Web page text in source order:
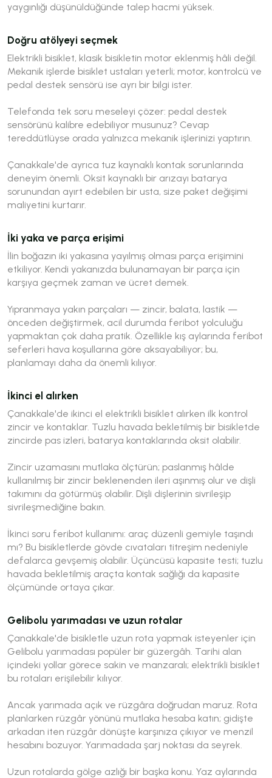
yaygınlığı düşünüldüğünde talep hacmi yüksek.
Doğru atölyeyi seçmek
Elektrikli bisiklet, klasik bisikletin motor eklenmiş hâli değil.
Mekanik işlerde bisiklet ustaları yeterli; motor, kontrolcü ve
pedal destek sensörü ise ayrı bir bilgi ister.
Telefonda tek soru meseleyi çözer: pedal destek
sensörünü kalibre edebiliyor musunuz? Cevap
tereddütlüyse orada yalnızca mekanik işlerinizi yaptırın.
Çanakkale'de ayrıca tuz kaynaklı kontak sorunlarında
deneyim önemli. Oksit kaynaklı bir arızayı batarya
sorunundan ayırt edebilen bir usta, size paket değişimi
maliyetini kurtarır.
İki yaka ve parça erişimi
İlin boğazın iki yakasına yayılmış olması parça erişimini
etkiliyor. Kendi yakanızda bulunamayan bir parça için
karşıya geçmek zaman ve ücret demek.
Yıpranmaya yakın parçaları — zincir, balata, lastik —
önceden değiştirmek, acil durumda feribot yolculuğu
yapmaktan çok daha pratik. Özellikle kış aylarında feribot
seferleri hava koşullarına göre aksayabiliyor; bu,
planlamayı daha da önemli kılıyor.
İkinci el alırken
Çanakkale'de ikinci el elektrikli bisiklet alırken ilk kontrol
zincir ve kontaklar. Tuzlu havada bekletilmiş bir bisikletde
zincirde pas izleri, batarya kontaklarında oksit olabilir.
Zincir uzamasını mutlaka ölçtürün; paslanmış hâlde
kullanılmış bir zincir beklenenden ileri aşınmış olur ve dişli
takımını da götürmüş olabilir. Dişli dişlerinin sivrileşip
sivrileşmediğine bakın.
İkinci soru feribot kullanımı: araç düzenli gemiyle taşındı
mı? Bu bisikletlerde gövde cıvataları titreşim nedeniyle
defalarca gevşemiş olabilir. Üçüncüsü kapasite testi; tuzlu
havada bekletilmiş araçta kontak sağlığı da kapasite
ölçümünde ortaya çıkar.
Gelibolu yarımadası ve uzun rotalar
Çanakkale'de bisikletle uzun rota yapmak isteyenler için
Gelibolu yarımadası popüler bir güzergâh. Tarihi alan
içindeki yollar görece sakin ve manzaralı; elektrikli bisiklet
bu rotaları erişilebilir kılıyor.
Ancak yarımada açık ve rüzgâra doğrudan maruz. Rota
planlarken rüzgâr yönünü mutlaka hesaba katın; gidişte
arkadan iten rüzgâr dönüşte karşınıza çıkıyor ve menzil
hesabını bozuyor. Yarımadada şarj noktası da seyrek.
Uzun rotalarda gölge azlığı bir başka konu. Yaz aylarında